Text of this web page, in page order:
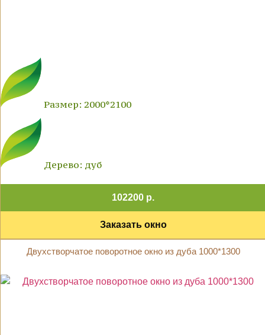
Размер: 2000*2100
Дерево: дуб
102200 р.
Заказать окно
Двухстворчатое поворотное окно из дуба 1000*1300